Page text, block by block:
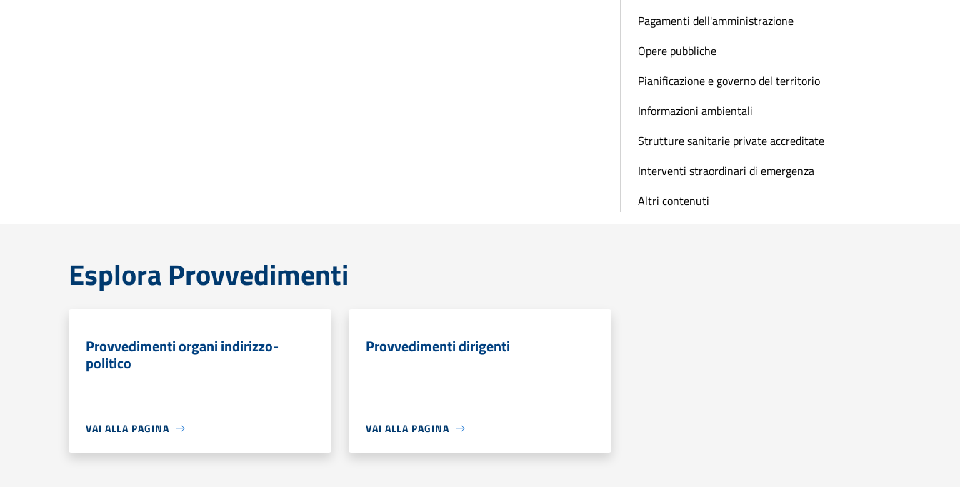
Pagamenti dell'amministrazione
Opere pubbliche
Pianificazione e governo del territorio
Informazioni ambientali
Strutture sanitarie private accreditate
Interventi straordinari di emergenza
Altri contenuti
Esplora Provvedimenti
Provvedimenti organi indirizzo-
politico
VAI ALLA PAGINA
Provvedimenti dirigenti
VAI ALLA PAGINA